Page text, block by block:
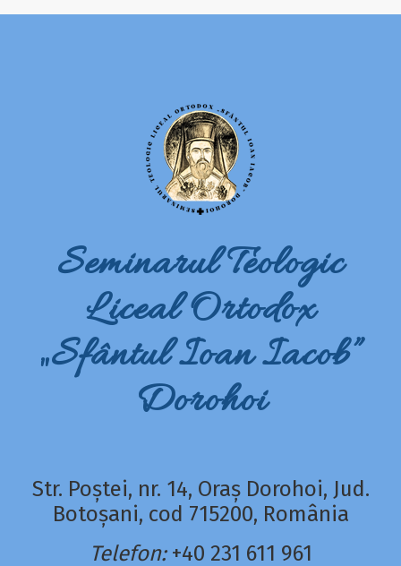
Seminarul Teologic
Liceal Ortodox
„Sfântul Ioan Iacob”
Dorohoi
Str. Poștei, nr. 14, Oraș Dorohoi, Jud.
Botoșani, cod 715200, România
Telefon: +40 231 611 961